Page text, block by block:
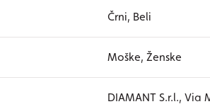
Črni, Beli
Moške, Ženske
DIAMANT S.r.l.,